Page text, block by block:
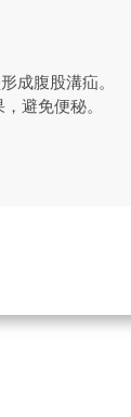
成腹股溝疝。
避免便秘。